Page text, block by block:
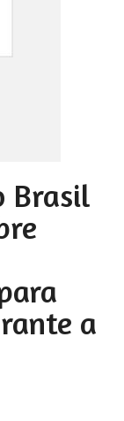
Brasil
a